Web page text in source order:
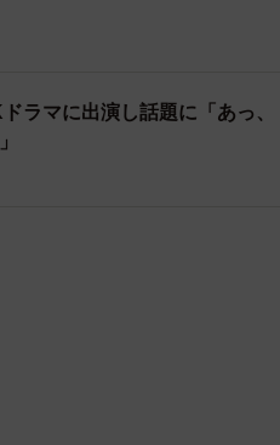
は“ちょうどよい頻度”と考え
い頻度だと考えています。
あれば教えてください。
ラマに出演し話題に「あっ、